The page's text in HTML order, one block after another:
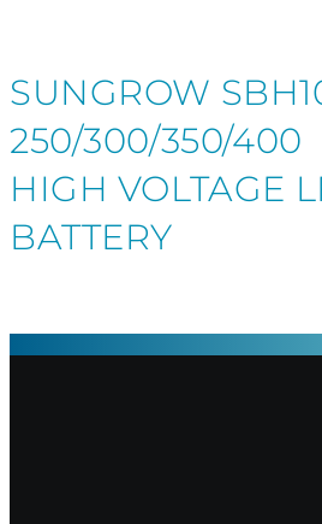
SUNGROW
250/300/350/400
HIGH VOLTAGE
BATTERY